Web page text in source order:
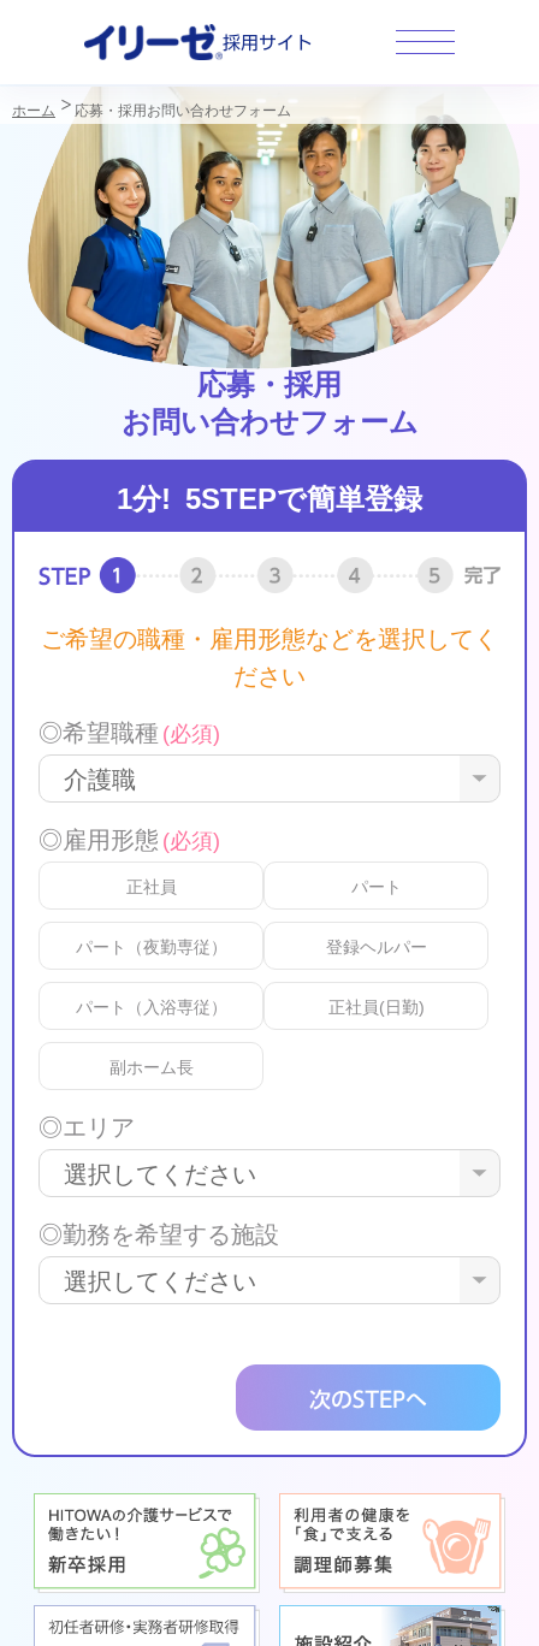
採用サイト
ホーム 応募・採用お問い合わせフォーム
応募・採用
お問い合わせフォーム
1分! 5STEPで簡単登録
ご希望の職種・雇用形態などを選択してく
ださい
◎希望職種 (必須)
◎雇用形態 (必須)
正社員 パート
パート（夜勤専従） 登録ヘルパー
パート（入浴専従） 正社員(日勤)
副ホーム長
◎エリア
◎勤務を希望する施設